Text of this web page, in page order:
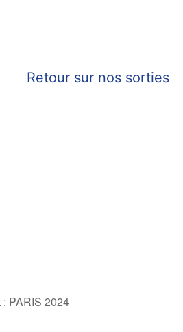
Retour sur nos sorties